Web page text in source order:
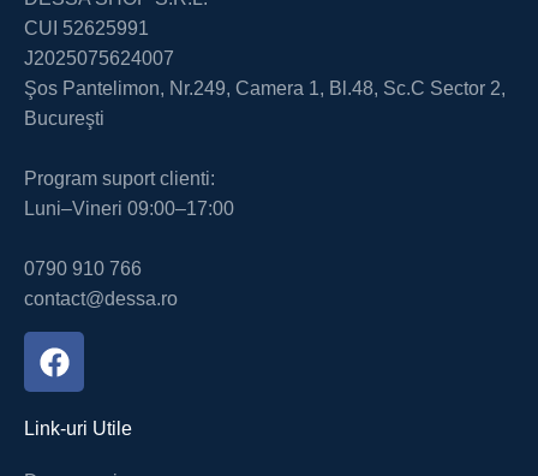
CUI 52625991
J2025075624007
Şos Pantelimon, Nr.249, Camera 1, Bl.48, Sc.C Sector 2,
Bucureşti
Program suport clienti:
Luni–Vineri 09:00–17:00
0790 910 766
contact@dessa.ro
Link-uri Utile